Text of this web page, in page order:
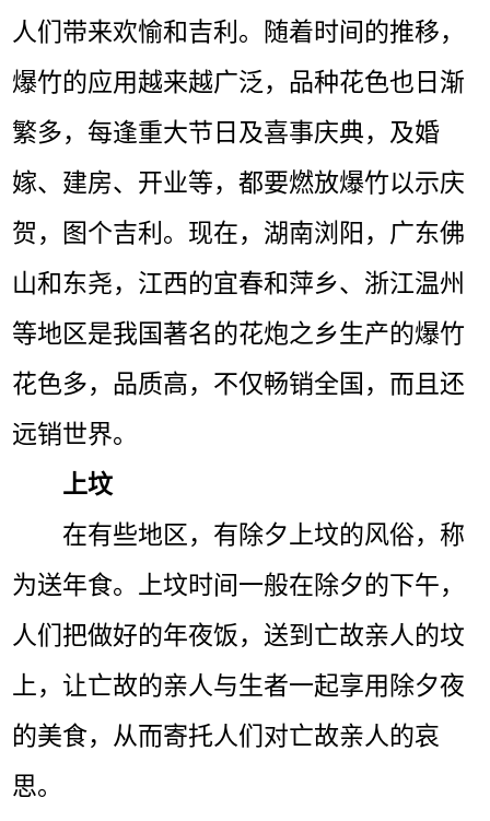
人们带来欢愉和吉利。随着时间的推移，
爆竹的应用越来越广泛，品种花色也日渐
繁多，每逢重大节日及喜事庆典，及婚
嫁、建房、开业等，都要燃放爆竹以示庆
贺，图个吉利。现在，湖南浏阳，广东佛
山和东尧，江西的宜春和萍乡、浙江温州
等地区是我国著名的花炮之乡生产的爆竹
花色多，品质高，不仅畅销全国，而且还
远销世界。
上坟
在有些地区，有除夕上坟的风俗，称
为送年食。上坟时间一般在除夕的下午，
人们把做好的年夜饭，送到亡故亲人的坟
上，让亡故的亲人与生者一起享用除夕夜
的美食，从而寄托人们对亡故亲人的哀
思。